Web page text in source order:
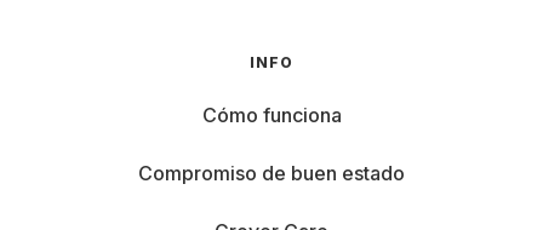
INFO
Cómo funciona
Compromiso de buen estado